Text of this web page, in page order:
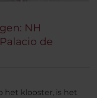
NH
de
het klooster, is het